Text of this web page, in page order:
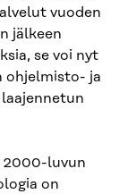
vuoden
jälkeen
se voi nyt
ohjelmisto- ja
2000-luvun
on